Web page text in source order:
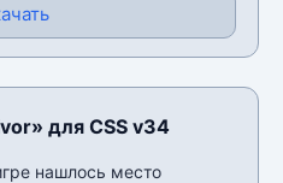
для CSS v34
нашлось место